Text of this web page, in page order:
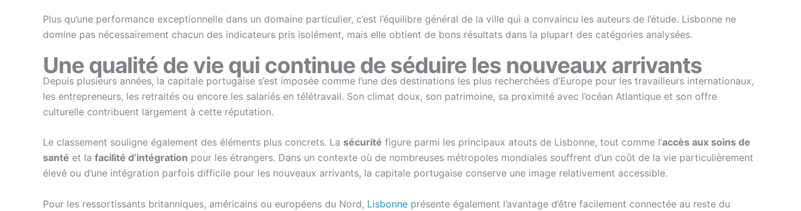
Plus qu’une performance exceptionnelle dans un domaine particulier, c’est l’équilibre général de la ville qui a convaincu les auteurs de l’étude. Lisbonne ne
domine pas nécessairement chacun des indicateurs pris isolément, mais elle obtient de bons résultats dans la plupart des catégories analysées.
Une qualité de vie qui continue de séduire les nouveaux arrivants
Depuis plusieurs années, la capitale portugaise s’est imposée comme l’une des destinations les plus recherchées d’Europe pour les travailleurs internationaux,
les entrepreneurs, les retraités ou encore les salariés en télétravail. Son climat doux, son patrimoine, sa proximité avec l’océan Atlantique et son offre
culturelle contribuent largement à cette réputation.
Le classement souligne également des éléments plus concrets. La sécurité figure parmi les principaux atouts de Lisbonne, tout comme l’accès aux soins de
santé et la facilité d’intégration pour les étrangers. Dans un contexte où de nombreuses métropoles mondiales souffrent d’un coût de la vie particulièrement
élevé ou d’une intégration parfois difficile pour les nouveaux arrivants, la capitale portugaise conserve une image relativement accessible.
Pour les ressortissants britanniques, américains ou européens du Nord, Lisbonne présente également l’avantage d’être facilement connectée au reste du